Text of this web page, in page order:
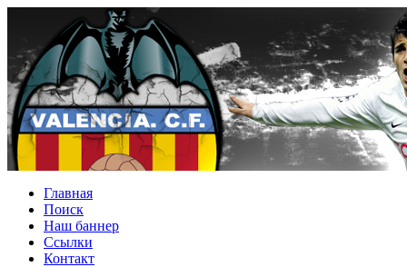
Главная
Поиск
Наш баннер
Ссылки
Контакт